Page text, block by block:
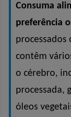
Consuma
preferência
contêm
o cérebro,
processada,
óleos